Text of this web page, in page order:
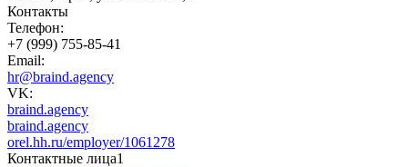
Контакты
Телефон:
+7 (999) 755-85-41
Email:
hr@braind.agency
VK:
braind.agency
braind.agency
orel.hh.ru/employer/1061278
Контактные лица1